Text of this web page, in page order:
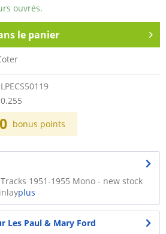
ouvrés.
le panier
LPECS50119
0.255
bonus points
1951-1955 Mono - new stock
plus
Les Paul & Mary Ford